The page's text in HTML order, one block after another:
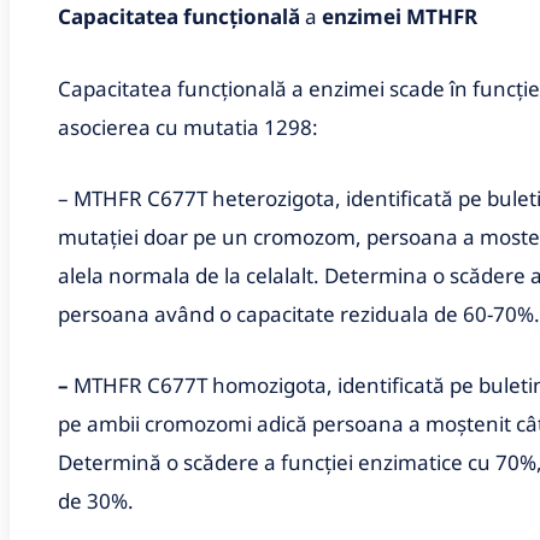
Capacitatea funcțională a enzimei MTHFR
Capacitatea funcțională a enzimei scade în
asocierea cu mutatia 1298:
– MTHFR C677T heterozigota, identificată pe
mutației doar pe un cromozom, persoana a
alela normala de la celalalt. Determina o scădere
persoana având o capacitate reziduala de 60-70%.
– MTHFR C677T homozigota, identificată pe
pe ambii cromozomi adică persoana a moștenit
Determină o scădere a funcției enzimatice cu
de 30%.